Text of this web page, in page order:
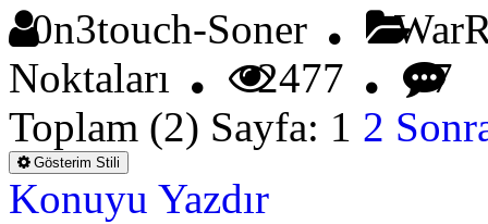
0n3touch-Soner
Noktaları
2477
7
Toplam (2) Sayfa: 1 2
Gösterim Stili
Konuyu Yazdır